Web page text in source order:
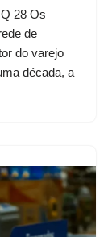
28 Os
de
do varejo
década, a